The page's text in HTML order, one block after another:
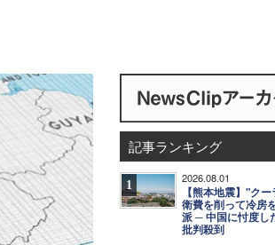
記事ランキング
1 2026.08.01
【熊本地震】"ク
衛費を削って冷房
派 ─ 中国に忖度し
批判殺到